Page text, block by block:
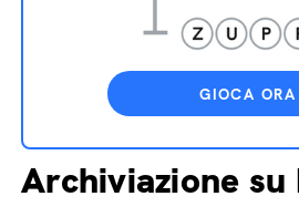
GIOCA ORA
Archiviazione su